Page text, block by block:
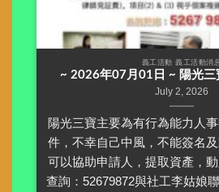
義工活動 義工活動消
~ 2026年07月01日 ~ 陽光三
July 2, 2026
陽光三寶主要為有行為能力人
件，不幸自己中風，不能簽名
可以協助申請人，提取資產，
查詢：52679872與社工李姑娘